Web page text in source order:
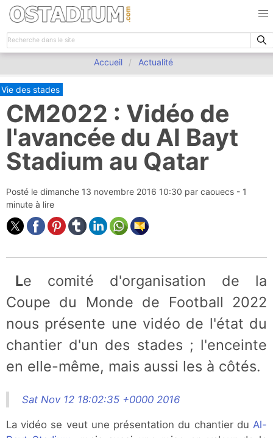
Accueil Actualité
Vie des stades
CM2022 : Vidéo de
l'avancée du Al Bayt
Stadium au Qatar
Posté le dimanche 13 novembre 2016 10:30 par caouecs - 1
minute à lire
Le comité d'organisation de la
Coupe du Monde de Football 2022
nous présente une vidéo de l'état du
chantier d'un des stades ; l'enceinte
en elle-même, mais aussi les à côtés.
Sat Nov 12 18:02:35 +0000 2016
La vidéo se veut une présentation du chantier du Al-